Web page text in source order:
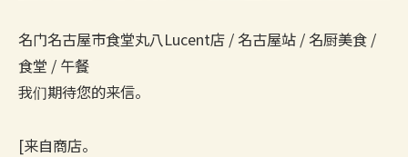
名门名古屋市食堂丸八Lucent店 / 名古屋站 / 名厨美食 /
食堂 / 午餐
我们期待您的来信。
[来自商店。